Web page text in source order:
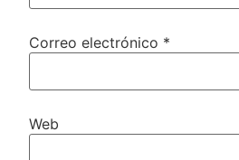
Correo electrónico *
Web